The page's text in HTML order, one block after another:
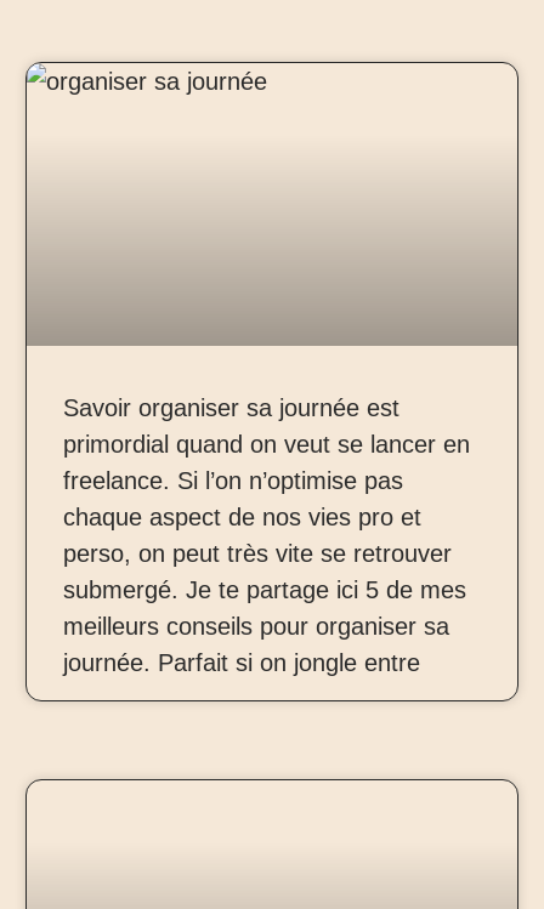
Savoir organiser sa journée est
primordial quand on veut se lancer en
freelance. Si l’on n’optimise pas
chaque aspect de nos vies pro et
perso, on peut très vite se retrouver
submergé. Je te partage ici 5 de mes
meilleurs conseils pour organiser sa
journée. Parfait si on jongle entre